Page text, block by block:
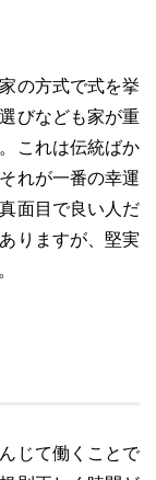
の方式で式を挙
びなども家が重
これは伝統ばか
れが一番の幸運
面目で良い人だ
りますが、堅実
じて働くことで